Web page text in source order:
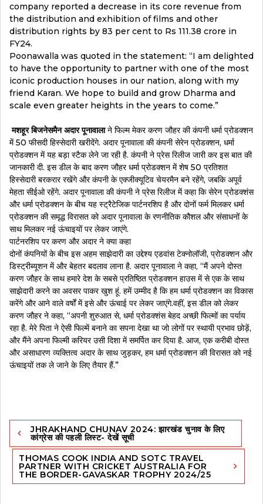
company reported a decrease in its core revenue from
the distribution and exhibition of films and other
distribution rights by 83 per cent to Rs 111.38 crore in
FY24.
Poonawalla was quoted in the statement: “I am delighted
to have the opportunity to partner with one of the most
iconic production houses in our nation, along with my
friend Karan. We hope to build and grow Dharma and
scale even greater heights in the years to come.”
मशहूर बिजनेसमैन अदार पूनावालाने फिल्म मेकर करण जौहर की कंपनी धर्मा प्रोडक्शन
में 50 फीसदी हिस्सेदारी खरीदेंगे. अदार पूनावाला की कंपनी सेरेन प्रोडक्शन, धर्मा
प्रोडक्शन में यह बड़ा स्टैक लेने जा रही है. कंपनी ने प्रेस रिलीज जारी कर इस बात की
जानकारी दी. इस डील के बाद करण जौहर धर्मा प्रोडक्शन में शेष 50 प्रतिशत
हिस्सेदारी बरकरार रखेंगे और कंपनी के एक्जीक्यूटिव चेयरमैन बने रहेंगे, जबकि अपूर्व
मेहता सीईओ रहेंगे. अदार पूनावाला की कंपनी ने प्रेस रिलीज में कहा कि सेरेन प्रोडक्शंस
और धर्मा प्रोडक्शन के बीच यह स्ट्रैटेजिक पार्टनरशिप है और दोनों फर्म मिलकर धर्मा
प्रोडक्शन की समृद्ध विरासत को अदार पूनावाला के रणनीतिक कौशल और संसाधनों के
साथ मिलकर नई ऊंचाइयों पर लेकर जाएंगे.
पार्टनरशिप पर करण और अदार ने क्या कहा
दोनों कंपनियों के बीच इस अहम साझेदारी का उद्देश्य एडवांस टेक्नोलॉजी, प्रोडक्शन और
डिस्ट्रीब्यूशन में और बेहतर बदलाव लाना है. अदार पूनावाला ने कहा, “मैं अपने दोस्त
करण जौहर के साथ हमारे देश के सबसे प्रतिष्ठित प्रोडक्शन हाउस में से एक के साथ
साझेदारी करने का अवसर पाकर खुश हूं. हमें उम्मीद है कि हम धर्मा प्रोडक्शन का विकास
करेंगे और आने वाले वर्षों में इसे और ऊंचाई पर लेकर जाएंगे.वहीं, इस डील को लेकर
करण जौहर ने कहा, “अपनी शुरुआत से, धर्मा प्रोडक्शंस बेहद अच्छी फिल्मों का पर्याय
रहा है. मेरे पिता ने ऐसी फिल्में बनाने का सपना देखा था जो लोगों पर स्थायी प्रभाव छोड़ें,
और मैंने अपना फिल्मी करियर उसी दिशा में समर्पित कर दिया है. आज, एक करीबी दोस्त
और असाधारण व्यक्तित्व अदार के साथ जुड़कर, हम धर्मा प्रोडक्शन की विरासत को नई
ऊंचाइयों तक ले जाने के लिए तैयार हैं.”
Post
navigation
JHRAKHAND CHUNAV 2024: झारखंड चुनाव के लिए
कांग्रेस की पहली लिस्ट- देखें सूची
THOMAS COOK INDIA AND SOTC TRAVEL
PARTNER WITH CRICKET AUSTRALIA FOR
THE BORDER-GAVASKAR TROPHY 2024/25